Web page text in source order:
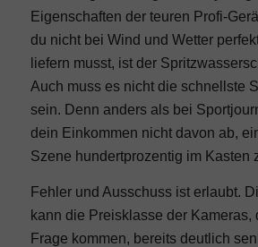
Eigenschaften der teuren Profi-
du nicht bei Wind und Wetter
liefern musst, ist der
Auch muss es nicht die schnellste
sein. Denn anders als bei
dein Einkommen nicht davon ab,
Szene hundertprozentig im Kasten
Fehler und Ausschuss ist erlaubt.
kann die Preisklasse der Kameras,
Frage kommen, bereits deutlich